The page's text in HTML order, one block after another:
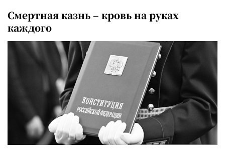
Смертная казнь – кровь на руках
каждого